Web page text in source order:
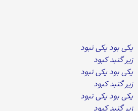
یکی بود یکی نبود
زیر گنبد کبود
یکی بود یکی نبود
زیر گنبد کبود
یکی بود یکی نبود